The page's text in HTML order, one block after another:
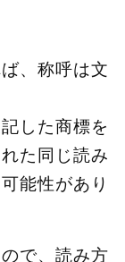
、称呼は文
した商標を
た同じ読み
能性があり
で、読み方